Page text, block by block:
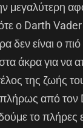
μεγαλύτερη
ο Darth
δεν είναι ο
άκρα για να
της ζωής
από τον
το πλήρες